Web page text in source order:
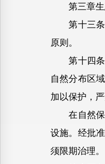
第三章生
第十三条开
原则。
第十四条各
自然分布区
加以保护，严
在自然保护
设施。经批
须限期治理。